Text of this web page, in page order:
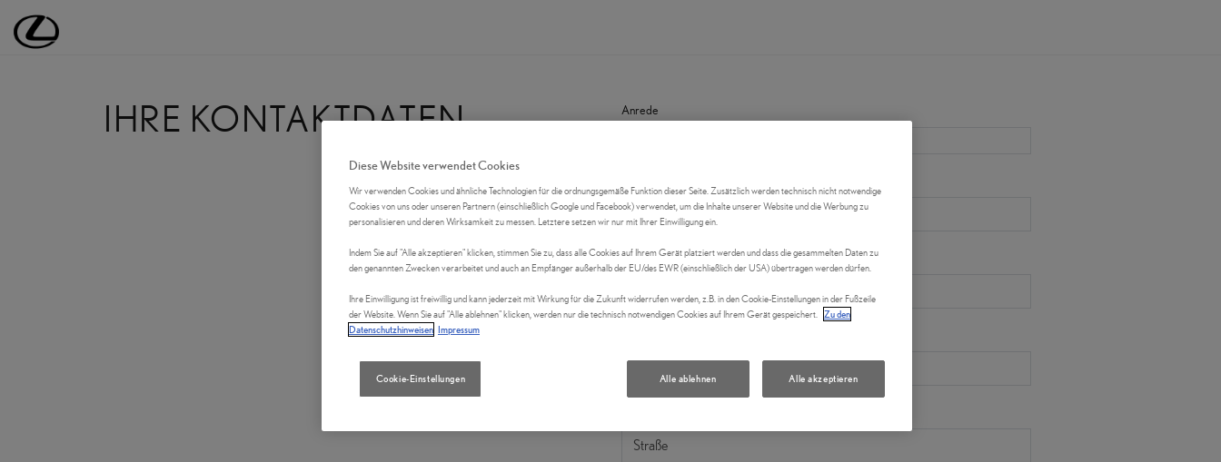
IHRE KONTAKTDATEN Anrede
NACHNAME
Diese Website verwendet Cookies
Wir verwenden Cookies und ähnliche Technologien für die ordnungsgemäße Funktion dieser Seite. Zusätzlich werden technisch nicht notwendige
Cookies von uns oder unseren Partnern (einschließlich Google und Facebook) verwendet, um die Inhalte unserer Website und die Werbung zu
personalisieren und deren Wirksamkeit zu messen. Letztere setzen wir nur mit Ihrer Einwilligung ein.
Indem Sie auf "Alle akzeptieren" klicken, stimmen Sie zu, dass alle Cookies auf Ihrem Gerät platziert werden und dass die gesammelten Daten zu
den genannten Zwecken verarbeitet und auch an Empfänger außerhalb der EU/des EWR (einschließlich der USA) übertragen werden dürfen.
Ihre Einwilligung ist freiwillig und kann jederzeit mit Wirkung für die Zukunft widerrufen werden, z.B. in den Cookie-Einstellungen in der Fußzeile
der Website. Wenn Sie auf "Alle ablehnen" klicken, werden nur die technisch notwendigen Cookies auf Ihrem Gerät gespeichert. Zu den
Datenschutzhinweisen Impressum
Cookie-Einstellungen Alle ablehnen Alle akzeptieren
Lexus Deutschland | Lexus Automobile | Lexus